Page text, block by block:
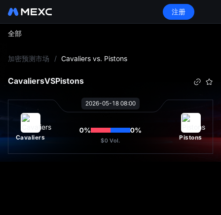
注册
全部
加密预测市场 / Cavaliers vs. Pistons
CavaliersVSPistons
2026-05-18 08:00
Cavaliers
0% 0%
$0 Vol. Pistons